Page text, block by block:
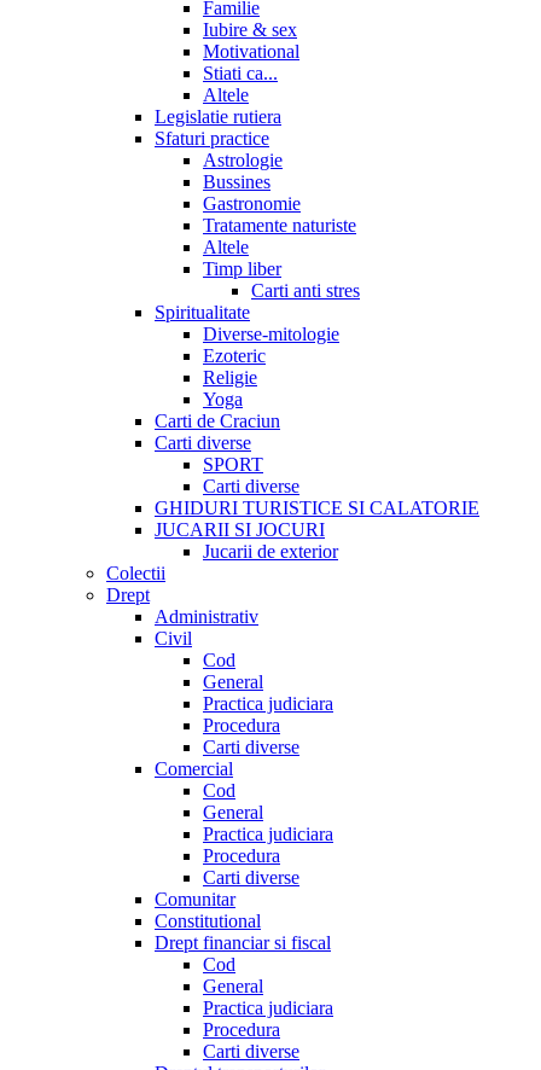
Familie
Iubire & sex
Motivational
Stiati ca...
Altele
Legislatie rutiera
Sfaturi practice
Astrologie
Bussines
Gastronomie
Tratamente naturiste
Altele
Timp liber
Carti anti stres
Spiritualitate
Diverse-mitologie
Ezoteric
Religie
Yoga
Carti de Craciun
Carti diverse
SPORT
Carti diverse
GHIDURI TURISTICE SI CALATORIE
JUCARII SI JOCURI
Jucarii de exterior
Colectii
Drept
Administrativ
Civil
Cod
General
Practica judiciara
Procedura
Carti diverse
Comercial
Cod
General
Practica judiciara
Procedura
Carti diverse
Comunitar
Constitutional
Drept financiar si fiscal
Cod
General
Practica judiciara
Procedura
Carti diverse